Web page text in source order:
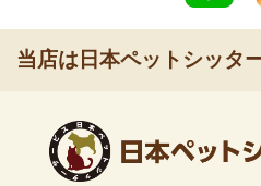
当店は日本ペットシッタ